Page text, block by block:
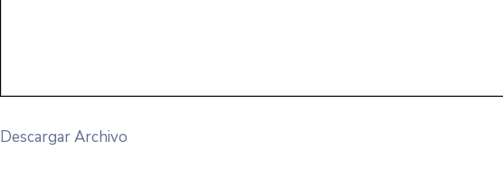
Descargar Archivo